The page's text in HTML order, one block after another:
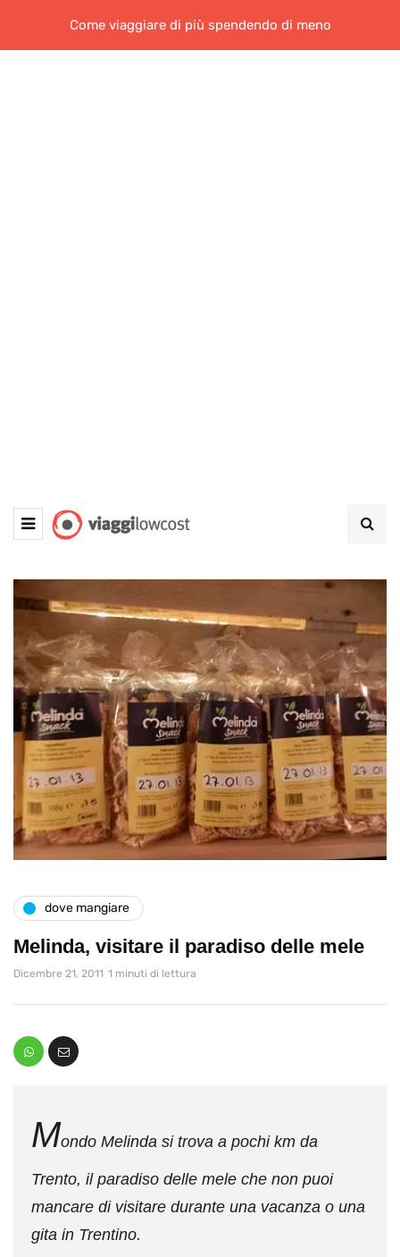
Come viaggiare di più spendendo di meno
dove mangiare
Melinda, visitare il paradiso delle mele
Dicembre 21, 2011 1 minuti di lettura
Mondo Melinda si trova a pochi km da
Trento, il paradiso delle mele che non puoi
mancare di visitare durante una vacanza o una
gita in Trentino.